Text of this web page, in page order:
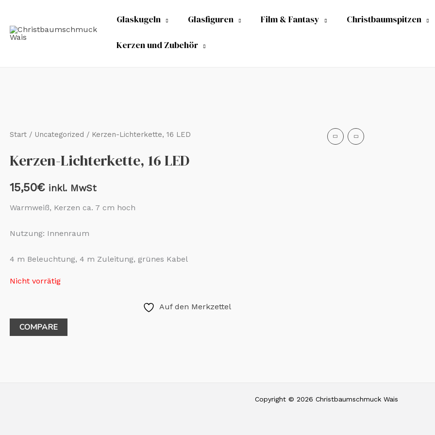
springen
Glaskugeln Glasfiguren Film & Fantasy Christbaumspitzen
Kerzen und Zubehör
Start / Uncategorized / Kerzen-Lichterkette, 16 LED
Kerzen-Lichterkette, 16 LED
15,50€ inkl. MwSt
Warmweiß, Kerzen ca. 7 cm hoch
Nutzung: Innenraum
4 m Beleuchtung, 4 m Zuleitung, grünes Kabel
Nicht vorrätig
Auf den Merkzettel
COMPARE
Copyright © 2026 Christbaumschmuck Wais